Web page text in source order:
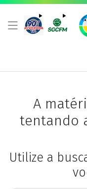
A
tentando
Utilize a